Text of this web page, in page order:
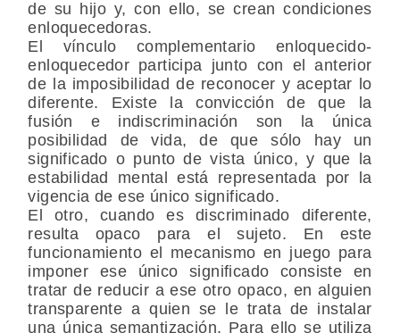
de su hijo y, con ello, se crean condiciones
enloquecedoras.
El vínculo complementario enloquecido-
enloquecedor participa junto con el anterior
de la imposibilidad de reconocer y aceptar lo
diferente. Existe la convicción de que la
fusión e indiscriminación son la única
posibilidad de vida, de que sólo hay un
significado o punto de vista único, y que la
estabilidad mental está representada por la
vigencia de ese único significado.
El otro, cuando es discriminado diferente,
resulta opaco para el sujeto. En este
funcionamiento el mecanismo en juego para
imponer ese único significado consiste en
tratar de reducir a ese otro opaco, en alguien
transparente a quien se le trata de instalar
una única semantización. Para ello se utiliza